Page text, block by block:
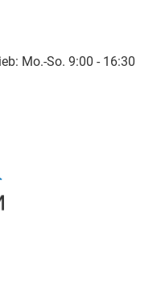
Mo.-So. 9:00 - 16:30